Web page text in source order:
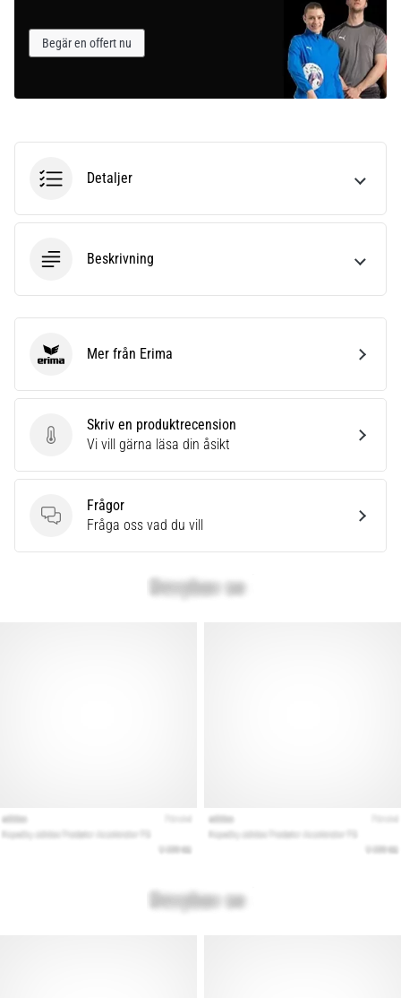
Begär en offert nu
Detaljer
Beskrivning
Skriv en produktrecension
Skriv en produktrecension
Vi vill gärna läsa din åsikt
Frågor
Frågor
Fråga oss vad du vill
Erima Mer från Erima